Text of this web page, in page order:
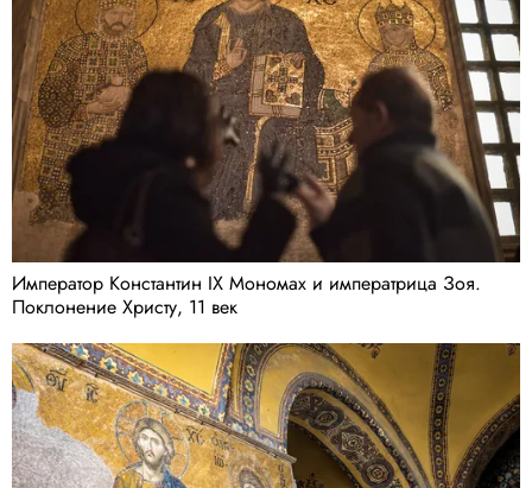
Император Константин IX Мономах и императрица Зоя.
Поклонение Христу, 11 век